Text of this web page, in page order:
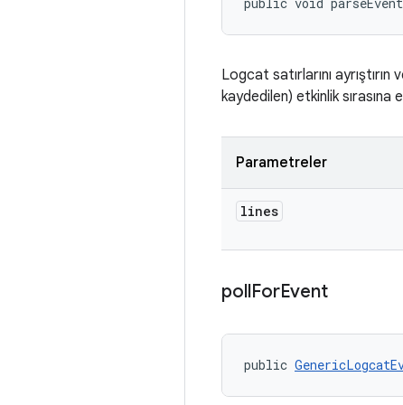
Logcat satırlarını
kaydedilen) etkinlik sırasına
Parametreler
lines
pollForEvent
public